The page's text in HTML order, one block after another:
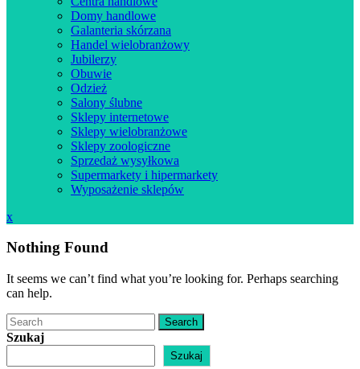
Domy handlowe
Galanteria skórzana
Handel wielobranżowy
Jubilerzy
Obuwie
Odzież
Salony ślubne
Sklepy internetowe
Sklepy wielobranżowe
Sklepy zoologiczne
Sprzedaż wysyłkowa
Supermarkety i hipermarkety
Wyposażenie sklepów
xClose
Nothing Found
It seems we can’t find what you’re looking for. Perhaps searching
can help.
Search
Szukaj
Szukaj